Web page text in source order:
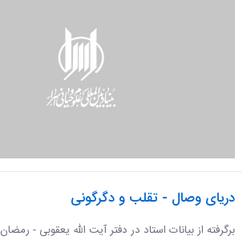
دریای وصال - تقلب و دگرگونی
برگرفته از بیانات استاد در دفتر آیت الله یعقوبی - رمضان 1401